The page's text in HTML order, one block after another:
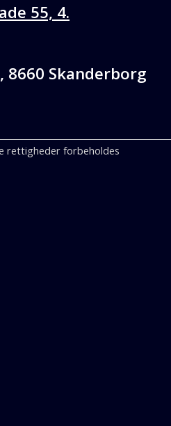
55, 4.
8660 Skanderborg
rettigheder forbeholdes